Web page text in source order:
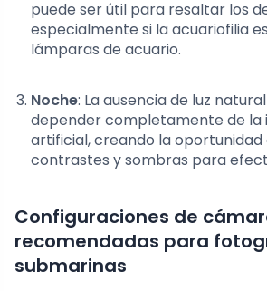
puede ser útil para resaltar los
especialmente si la acuariofilia
lámparas de acuario.
Noche: La ausencia de luz
depender completamente de la
artificial, creando la oportunidad
contrastes y sombras para
Configuraciones de
recomendadas para
submarinas